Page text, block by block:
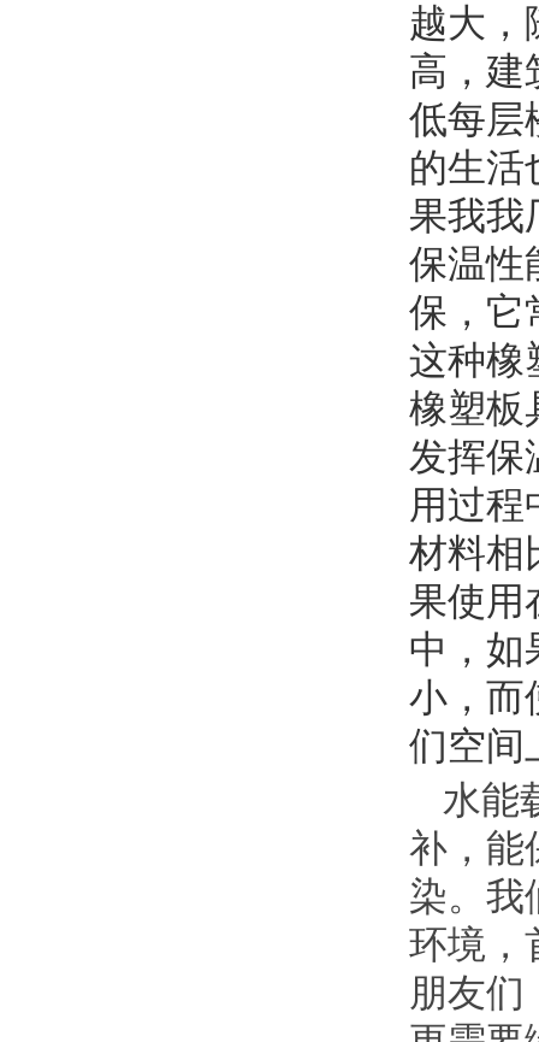
越大，
高，建
低每层
的生活
果我我
保温性
保，它
这种橡
橡塑板
发挥保
用过程
材料相
果使用
中，如
小，而
们空间
水能
补，能
染。我
环境，
朋友